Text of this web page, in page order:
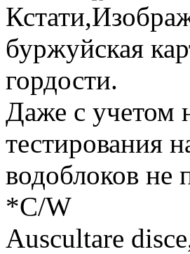
Кстати,
буржуйская
гордости.
Даже с учетом
тестирования
водоблоков не
*С/W
Auscultare